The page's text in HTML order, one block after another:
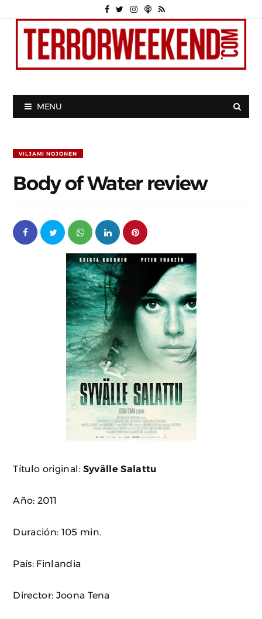
MENU
VILJAMI NOJONEN
Body of Water review
Título original: Syvälle Salattu
Año: 2011
Duración: 105 min.
País: Finlandia
Director: Joona Tena